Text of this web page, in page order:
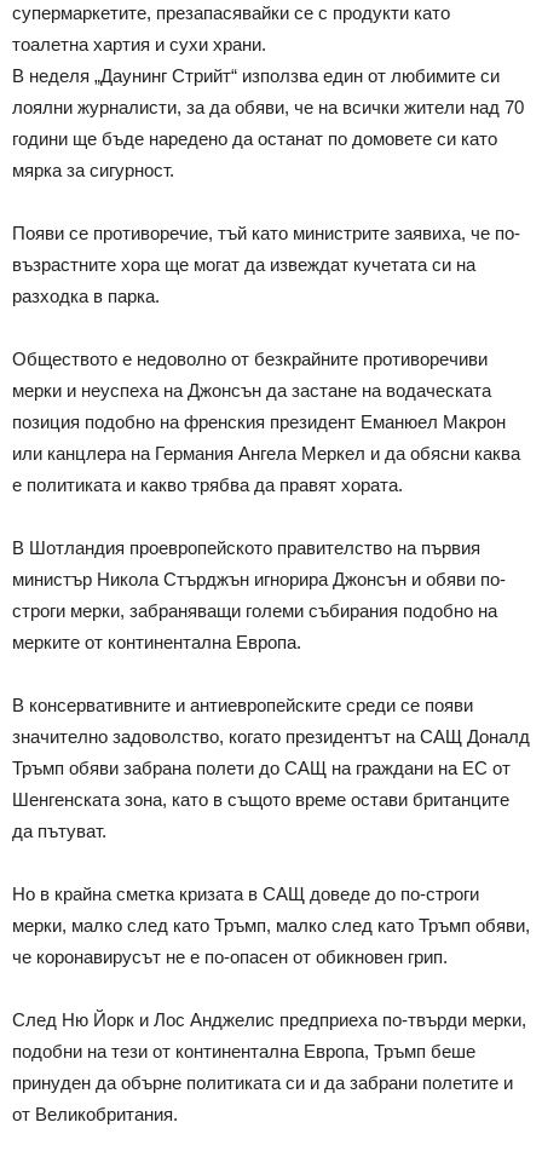
супермаркетите, презапасявайки се с продукти като
тоалетна хартия и сухи храни.
В неделя „Даунинг Стрийт“ използва един от любимите си
лоялни журналисти, за да обяви, че на всички жители над 70
години ще бъде наредено да останат по домовете си като
мярка за сигурност.
Появи се противоречие, тъй като министрите заявиха, че по-
възрастните хора ще могат да извеждат кучетата си на
разходка в парка.
Обществото е недоволно от безкрайните противоречиви
мерки и неуспеха на Джонсън да застане на водаческата
позиция подобно на френския президент Еманюел Макрон
или канцлера на Германия Ангела Меркел и да обясни каква
е политиката и какво трябва да правят хората.
В Шотландия проевропейското правителство на първия
министър Никола Стърджън игнорира Джонсън и обяви по-
строги мерки, забраняващи големи събирания подобно на
мерките от континентална Европа.
В консервативните и антиевропейските среди се появи
значително задоволство, когато президентът на САЩ Доналд
Тръмп обяви забрана полети до САЩ на граждани на ЕС от
Шенгенската зона, като в същото време остави британците
да пътуват.
Но в крайна сметка кризата в САЩ доведе до по-строги
мерки, малко след като Тръмп, малко след като Тръмп обяви,
че коронавирусът не е по-опасен от обикновен грип.
След Ню Йорк и Лос Анджелис предприеха по-твърди мерки,
подобни на тези от континентална Европа, Тръмп беше
принуден да обърне политиката си и да забрани полетите и
от Великобритания.